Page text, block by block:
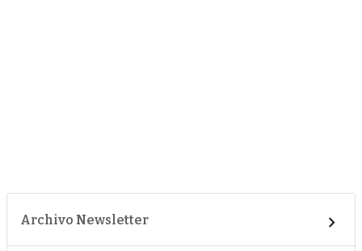
Archivo Newsletter